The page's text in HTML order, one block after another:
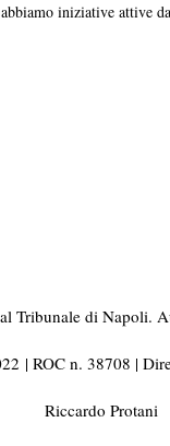
iniziative attive
al Tribunale di Napoli.
| ROC n. 38708 |
Riccardo Protani